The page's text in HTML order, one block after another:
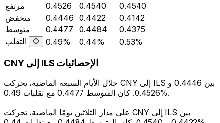
مرتفع
0.4526 0.4540
0.4540
منخفض
0.4446 0.4422
0.4142
متوسط
0.4477 0.4484
0.4375
التقلب
0.49% 0.44% 0.53%
CNY إلى ILS الإحصائيات
خلال الأيام السبعة الماضية، تحركت CNY إلى ILS بين 0.4446 و
0.4526. كان المتوسط 0.4477 مع تقلبات 0.49%.
على مدار الثلاثين يومًا الماضية، تحركت CNY إلى ILS بين